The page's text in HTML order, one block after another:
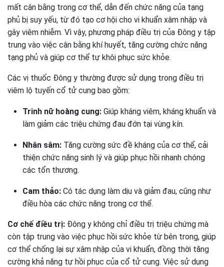
mất cân bằng trong cơ thể, dẫn đến chức năng của tạng
phủ bị suy yếu, từ đó tạo cơ hội cho vi khuẩn xâm nhập và
gây viêm nhiễm. Vì vậy, phương pháp điều trị của Đông y tập
trung vào việc cân bằng khí huyết, tăng cường chức năng
tạng phủ và giúp cơ thể tự khôi phục sức khỏe.
Các vị thuốc Đông y thường được sử dụng trong điều trị
viêm lộ tuyến cổ tử cung bao gồm:
Trinh nữ hoàng cung: Giúp kháng viêm, kháng khuẩn và
làm giảm các triệu chứng đau đớn tại vùng kín.
Nhân sâm: Tăng cường sức đề kháng của cơ thể, cải
thiện chức năng sinh lý và giúp phục hồi nhanh chóng
các tổn thương.
Cam thảo: Có tác dụng làm dịu và giảm đau, cũng như
điều hòa các chức năng trong cơ thể.
Cơ chế điều trị: Đông y không chỉ điều trị triệu chứng mà
còn tập trung vào việc phục hồi sức khỏe từ bên trong, giúp
cơ thể chống lại sự xâm nhập của vi khuẩn, đồng thời tăng
cường khả năng tự hồi phục của cổ tử cung. Việc sử dụng